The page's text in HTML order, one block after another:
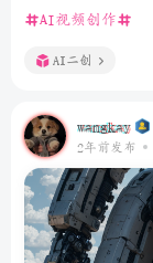
AI视频创作
AI二创
wangkay
2年前发布